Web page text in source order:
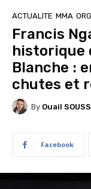
ACTUALITE MMA
Francis
historique
Blanche :
chutes et
By Ouail
Facebook